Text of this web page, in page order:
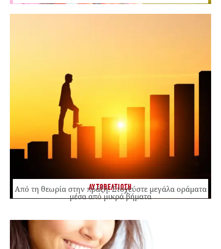
ΑΥΤΟΒΕΛΤΙΩΣΗ
Από τη θεωρία στην πράξη: Στοχεύστε μεγάλα οράματα
μέσα από μικρά βήματα